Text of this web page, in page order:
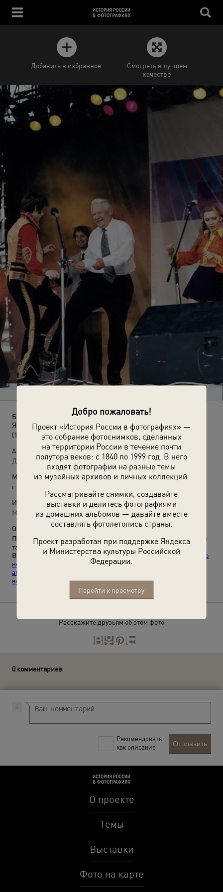
Добро пожаловать!
Проект «История России в фотографиях» —
это собрание фотоснимков, сделанных
на территории России в течение почти
полутора веков: с 1840 по 1999 год. В него
входят фотографии на разные темы
из музейных архивов и личных коллекций.
Рассматривайте снимки, создавайте
выставки и делитесь фотографиями
из домашних альбомов — давайте вместе
составлять фотолетопись страны.
Проект разработан при поддержке Яндекса
и Министерства культуры Российской
Федерации.
Перейти к просмотру
Добавить в избранное
Смотреть в лучшем
качестве
Борис Ельцин на сцене с Евгением Осиным и Леонидом
Ярмольником
(10 июня 1996)
Автор:
Дмитрий Донской
Место съемки:
г. Ростов-на-Дону
Источники:
МАММ / МДФ
О фотографии:
Предвыборная поездка по Ростовской области. Борис Ельцин
танцует на концерте в Ростове.
Видео
«Говорит Ельцин» ,«Танцуй так, как будто на тебя никто
не смотрит»
«Гражданский долг и праздник: как
агитировали, митинговали и выбирали в России и СССР в ХХ
веке»
«Танцуют все!»с этой фотографией.
Расскажите друзьям об этом фото
0 комментариев
Рекомендовать
как описание
Отправить
О проекте
Темы
Выставки
Фото на карте